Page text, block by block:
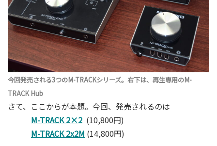
今回発売される3つのM-TRACKシリーズ。右下は、再生専用のM-
TRACK Hub
さて、ここからが本題。今回、発売されるのは
M-TRACK 2×2 (10,800円)
M-TRACK 2x2M (14,800円)